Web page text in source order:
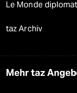
Le Monde
taz Archiv
Mehr taz